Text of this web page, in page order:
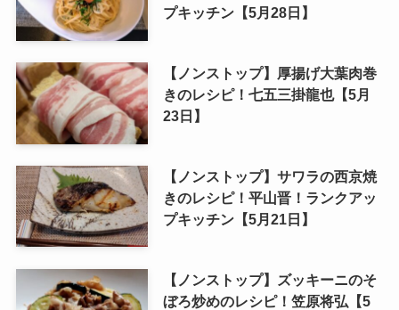
プキッチン【5月28日】
【ノンストップ】厚揚げ大葉肉巻
きのレシピ！七五三掛龍也【5月
23日】
【ノンストップ】サワラの西京焼
きのレシピ！平山晋！ランクアッ
プキッチン【5月21日】
【ノンストップ】ズッキーニのそ
ぼろ炒めのレシピ！笠原将弘【5